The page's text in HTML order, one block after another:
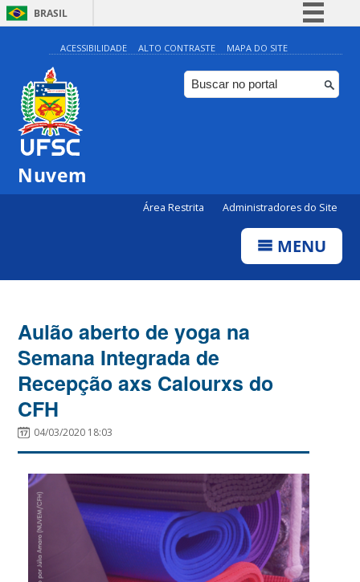
BRASIL
Simplifique!
Comunica BR
Participe
ACESSIBILIDADE ALTO CONTRASTE MAPA DO SITE
Nuvem
Área Restrita Administradores do Site
MENU
Aulão aberto de yoga na
Semana Integrada de
Recepção axs Calourxs do
CFH
04/03/2020 18:03